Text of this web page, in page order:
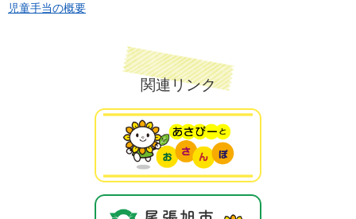
児童手当の概要
関連リンク